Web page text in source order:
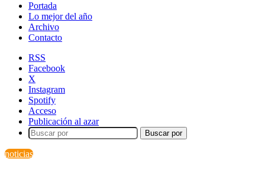
Portada
Lo mejor del año
Archivo
Contacto
RSS
Facebook
X
Instagram
Spotify
Acceso
Publicación al azar
Buscar por
noticias